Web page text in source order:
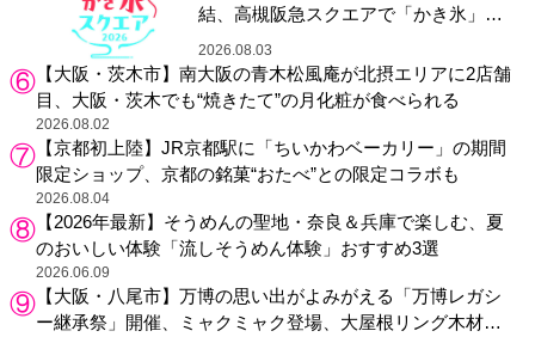
結、高槻阪急スクエアで「かき氷」祭
り
2026.08.03
【大阪・茨木市】南大阪の青木松風庵が北摂エリアに2店舗
目、大阪・茨木でも“焼きたて”の月化粧が食べられる
2026.08.02
【京都初上陸】JR京都駅に「ちいかわベーカリー」の期間
限定ショップ、京都の銘菓“おたべ”との限定コラボも
2026.08.04
【2026年最新】そうめんの聖地・奈良＆兵庫で楽しむ、夏
のおいしい体験「流しそうめん体験」おすすめ3選
2026.06.09
【大阪・八尾市】万博の思い出がよみがえる「万博レガシ
ー継承祭」開催、ミャクミャク登場、大屋根リング木材展